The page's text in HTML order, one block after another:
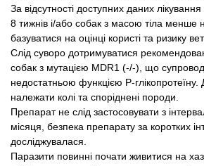
За відсутності доступних даних
8 тижнів і/або собак з масою тіла менше
базуватися на оцінці користі та ризику
Слід суворо дотримуватися
собак з мутацією MDR1 (-/-), що
недостатньою функцією P-
належати колі та споріднені породи.
Препарат не слід застосовувати з
місяця, безпека препарату за коротких
досліджувалася.
Паразити повинні почати живитися на